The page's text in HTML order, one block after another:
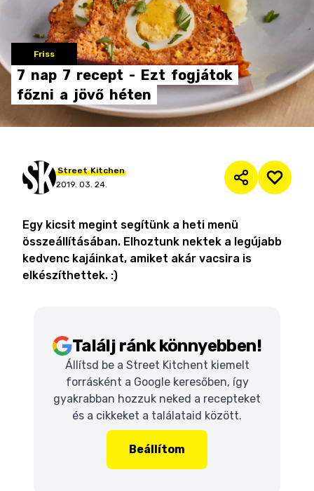
Friss
7 nap 7 recept - Ezt fogjátok
főzni a jövő héten
Street Kitchen
2019. 03. 24.
Egy kicsit megint segítünk a heti menü
összeállításában. Elhoztunk nektek a legújabb
kedvenc kajáinkat, amiket akár vacsira is
elkészíthettek. :)
Találj ránk könnyebben!
Állítsd be a Street Kitchent kiemelt
forrásként a Google keresőben, így
gyakrabban hozzuk neked a recepteket
és a cikkeket a találataid között.
Beállítom